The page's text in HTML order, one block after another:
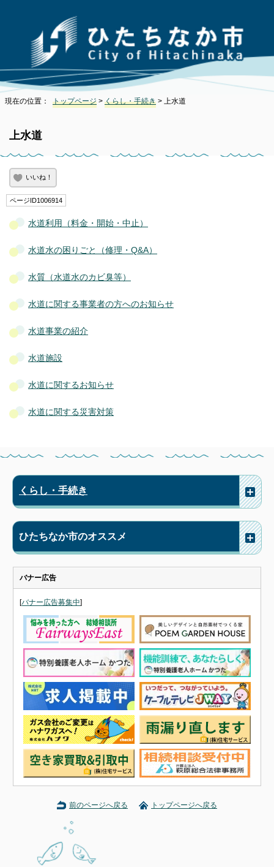
現在の位置： トップページ > くらし・手続き > 上水道
上水道
いいね！
ページID1006914
水道利用（料金・開始・中止）
水道水の困りごと（修理・Q&A）
水質（水道水のカビ臭等）
水道に関する事業者の方へのお知らせ
水道事業の紹介
水道施設
水道に関するお知らせ
水道に関する災害対策
くらし・手続き
ひたちなか市のオススメ
バナー広告
[バナー広告募集中]
前のページへ戻る トップページへ戻る